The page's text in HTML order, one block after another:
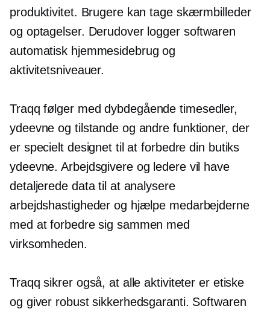
produktivitet. Brugere kan tage skærmbilleder
og optagelser. Derudover logger softwaren
automatisk hjemmesidebrug og
aktivitetsniveauer.
Traqq følger meddybdegående timesedler,
ydeevne og tilstande og andre funktioner, der
er specielt designet til at forbedre din butiks
ydeevne. Arbejdsgivere og ledere vil have
detaljerede data til at analysere
arbejdshastigheder og hjælpe medarbejderne
med at forbedre sig sammen med
virksomheden.
Traqq sikrer også, at alle aktiviteter er etiske
og giver robust sikkerhedsgaranti. Softwaren